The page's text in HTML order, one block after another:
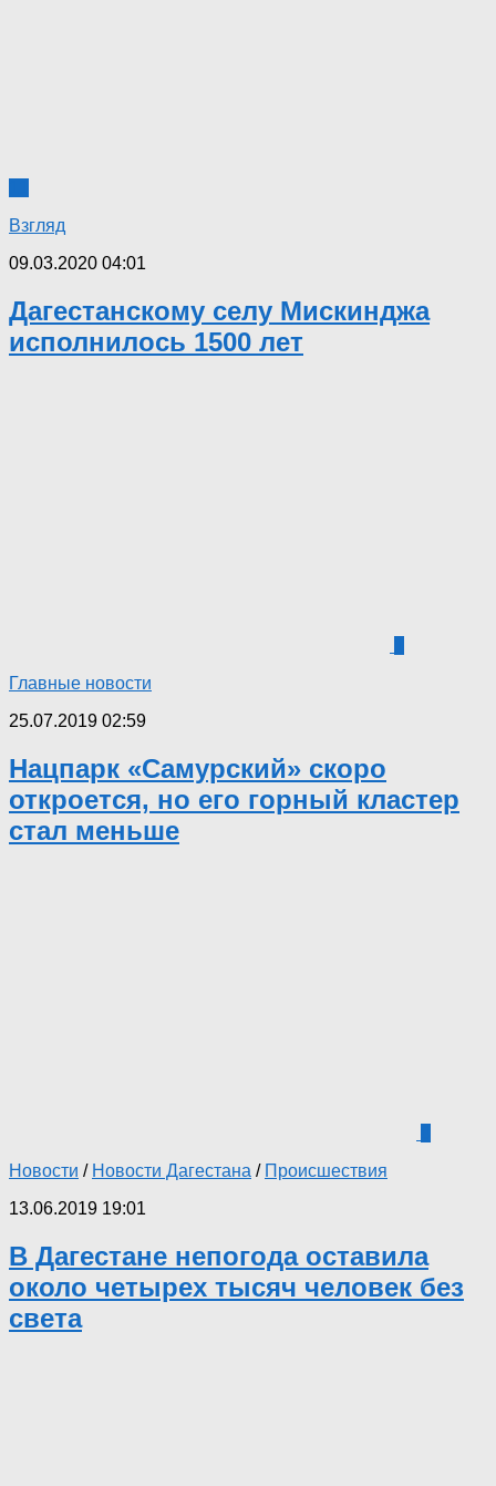
Взгляд
09.03.2020 04:01
Дагестанскому селу Мискинджа
исполнилось 1500 лет
Главные новости
25.07.2019 02:59
Нацпарк «Самурский» скоро
откроется, но его горный кластер
стал меньше
Новости / Новости Дагестана / Происшествия
13.06.2019 19:01
В Дагестане непогода оставила
около четырех тысяч человек без
света